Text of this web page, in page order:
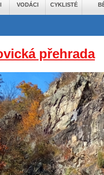
VODÁCI CYKLISTÉ
přehrada